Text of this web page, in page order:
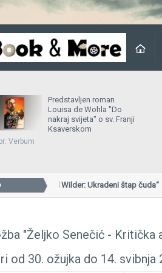
Predstavljen roman
Louisa de Wohla "Do
nakraj svijeta" o sv. Franji
Ksaverskom
Verbum
„Will Wilder: Ukradeni štap čuda“
"Željko Senečić - Kritička
od 30. ožujka do 14. svibnja